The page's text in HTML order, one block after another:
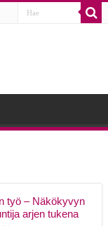
työ – Näkökyvyn
arjen tukena